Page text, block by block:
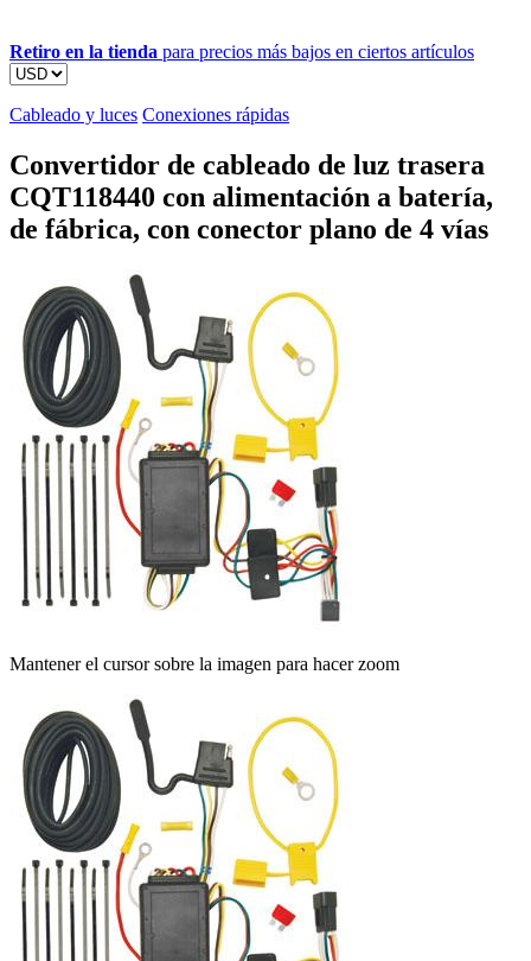
Retiro en la tienda para precios más bajos en ciertos artículos
Cableado y luces Conexiones rápidas
Convertidor de cableado de luz trasera
CQT118440 con alimentación a batería,
de fábrica, con conector plano de 4 vías
Mantener el cursor sobre la imagen para hacer zoom